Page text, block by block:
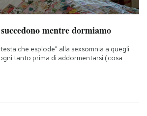
mentre dormiamo
che esplode" alla sexsomnia a quegli
tanto prima di addormentarsi (cosa